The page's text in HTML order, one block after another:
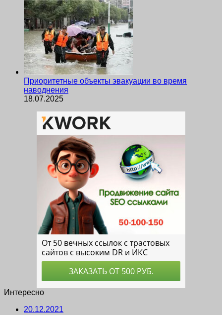
Приоритетные объекты эвакуации во время
наводнения
18.07.2025
Интересно
20.12.2021